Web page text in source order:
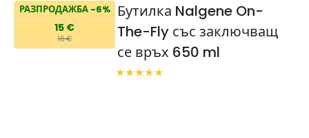
РАЗПРОДАЖБА -6%
15 €
16 €
Бутилка Nalgene On-
The-Fly със заключващ
се връх 650 ml